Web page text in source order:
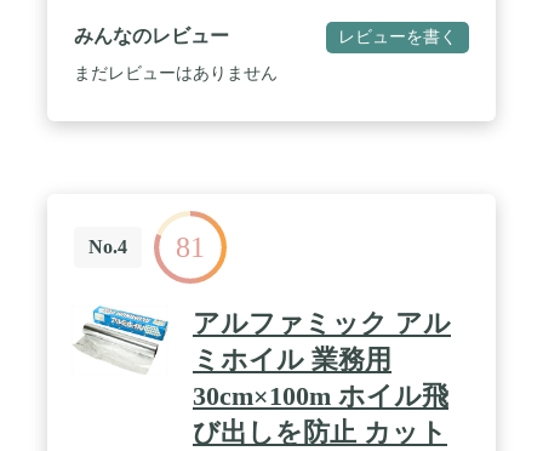
みんなのレビュー レビューを書く
まだレビューはありません
No.4 81
アルファミック アル
ミホイル 業務用
30cm×100m ホイル飛
び出しを防止 カット